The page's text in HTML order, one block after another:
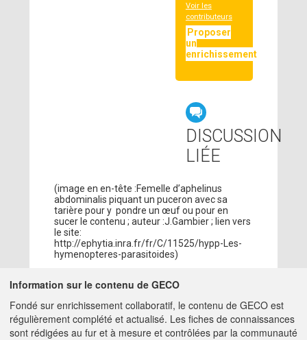
Voir les
contributeurs
Proposer
un
enrichissement
DISCUSSION
LIÉE
(image en en-tête :Femelle d’aphelinus
abdominalis piquant un puceron avec sa
tarière pour y pondre un œuf ou pour en
sucer le contenu ; auteur :J.Gambier ; lien vers
le site:
http://ephytia.inra.fr/fr/C/11525/hypp-Les-
hymenopteres-parasitoides)
CONTRIBUTEURS
17/05/2018 ADMIN GECO
Information sur le contenu de GECO
Fondé sur enrichissement collaboratif, le contenu de GECO est
régulièrement complété et actualisé. Les fiches de connaissances
sont rédigées au fur et à mesure et contrôlées par la communauté